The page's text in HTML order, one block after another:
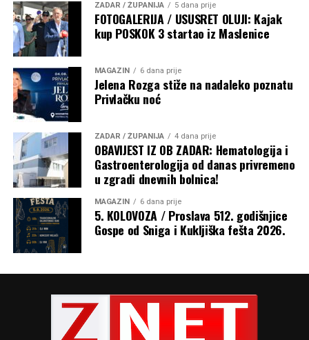
ZADAR / ŽUPANIJA 5 dana prije
FOTOGALERIJA / USUSRET OLUJI: Kajak
kup POSKOK 3 startao iz Maslenice
MAGAZIN 6 dana prije
Jelena Rozga stiže na nadaleko poznatu
Privlačku noć
ZADAR / ŽUPANIJA 4 dana prije
OBAVIJEST IZ OB ZADAR: Hematologija i
Gastroenterologija od danas privremeno
u zgradi dnevnih bolnica!
MAGAZIN 6 dana prije
5. KOLOVOZA / Proslava 512. godišnjice
Gospe od Sniga i Kukljiška fešta 2026.